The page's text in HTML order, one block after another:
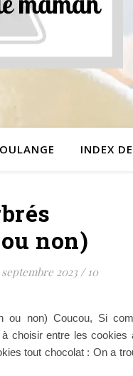
INDEX
non)
septembre 2023 / 10
ou non) Coucou, Si
choisir entre les cookies
tout chocolat : On a